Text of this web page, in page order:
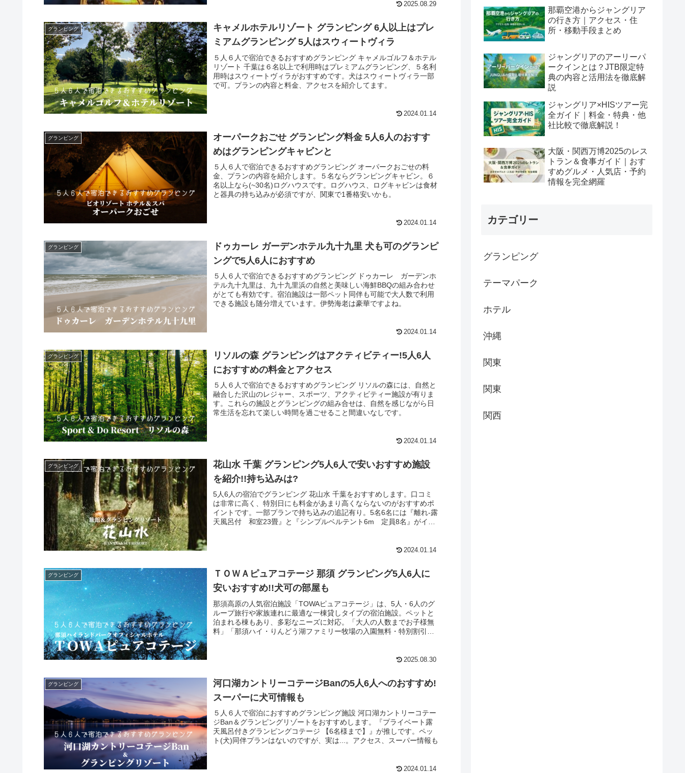
2025.08.29
グランピング
キャメルホテルリゾート グランピング 6人以上はプレ
ミアムグランピング 5人はスウィートヴィラ
５人６人で宿泊できるおすすめグランピング キャメルゴルフ＆ホテル
リゾート 千葉は６名以上で利用時はプレミアムグランピング、５名利
用時はスウィートヴィラがおすすめです。犬はスウィートヴィラ一部
で可。プランの内容と料金、アクセスを紹介してます。
2024.01.14
グランピング
オーパークおごせ グランピング料金 5人6人のおすす
めはグランピングキャビンと
５人６人で宿泊できるおすすめグランピング オーパークおごせの料
金、プランの内容を紹介します。５名ならグランピングキャビン。６
名以上なら(~30名)ログハウスです。ログハウス、ログキャビンは食材
と器具の持ち込みが必須ですが、関東で1番格安いかも。
2024.01.14
グランピング
ドゥカーレ ガーデンホテル九十九里 犬も可のグランピ
ングで5人6人におすすめ
５人６人で宿泊できるおすすめグランピング ドゥカーレ ガーデンホ
テル九十九里は、九十九里浜の自然と美味しい海鮮BBQの組み合わせ
がとても有効です。宿泊施設は一部ペット同伴も可能で大人数で利用
できる施設も随分増えています。伊勢海老は豪華ですよね。
2024.01.14
グランピング
リソルの森 グランピングはアクティビティー!5人6人
におすすめの料金とアクセス
５人６人で宿泊できるおすすめグランピング リソルの森には、自然と
融合した沢山のレジャー、スポーツ、アクティビティー施設が有りま
す。これらの施設とグランピングの組み合せは、自然を感じながら日
常生活を忘れて楽しい時間を過ごせること間違いなしです。
2024.01.14
グランピング
花山水 千葉 グランピング5人6人で安いおすすめ施設
を紹介!!持ち込みは?
5人6人の宿泊でグランピング 花山水 千葉をおすすめします。口コミ
は非常に高く、特別日にも料金があまり高くならないのがおすすめポ
イントです。一部プランで持ち込みの追記有り。5名6名には『離れ‐露
天風呂付 和室23畳』と『シンプルベルテント6m 定員8名』がイチ
2024.01.14
グランピング
ＴＯＷＡピュアコテージ 那須 グランピング5人6人に
安いおすすめ!!犬可の部屋も
那須高原の人気宿泊施設「TOWAピュアコテージ」は、5人・6人のグ
ループ旅行や家族連れに最適な一棟貸しタイプの宿泊施設。ペットと
泊まれる棟もあり、多彩なニーズに対応。「大人の人数までお子様無
料」「那須ハイ・りんどう湖ファミリー牧場の入園無料・特別割引」
2025.08.30
グランピング
河口湖カントリーコテージBanの5人6人へのおすすめ!
スーパーに犬可情報も
５人６人で宿泊におすすめグランピング施設 河口湖カントリーコテー
ジBan＆グランピングリゾートをおすすめします。『プライベート露
天風呂付きグランピングコテージ 【6名様まで】』が推しです。ペッ
ト(犬)同伴プランはないのですが、実は...。アクセス、スーパー情報も
2024.01.14
那覇空港からジャングリア
の行き方｜アクセス・住
所・移動手段まとめ
ジャングリアのアーリーパ
ークインとは？JTB限定特
典の内容と活用法を徹底解
説
ジャングリア×HISツアー完
全ガイド｜料金・特典・他
社比較で徹底解説！
大阪・関西万博2025のレス
トラン＆食事ガイド｜おす
すめグルメ・人気店・予約
情報を完全網羅
カテゴリー
グランピング
テーマパーク
ホテル
沖縄
関東
関東
関西